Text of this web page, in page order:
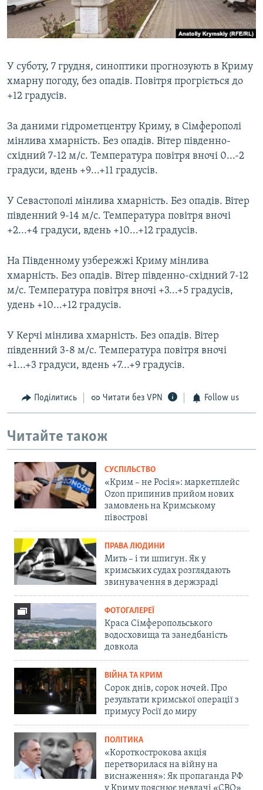
ВІДЕОУРОКИ «ELIFBE»
СВІДЧЕННЯ ОКУПАЦІЇ
ІНФОГРАФІКА
Русский
Qırımtatar
ДОЛУЧАЙСЯ!
Усі сайти RFE/RL
У суботу, 7 грудня, синоптики прогнозують в Криму
хмарну погоду, без опадів. Повітря прогріється до
+12 градусів.
За даними гідрометцентру Криму, в Сімферополі
мінлива хмарність. Без опадів. Вітер південно-
східний 7-12 м/с. Температура повітря вночі 0...-2
градуси, вдень +9...+11 градусів.
У Севастополі мінлива хмарність. Без опадів. Вітер
південний 9-14 м/с. Температура повітря вночі
+2...+4 градуси, вдень +10...+12 градусів.
На Південному узбережжі Криму мінлива
хмарність. Без опадів. Вітер південно-східний 7-12
м/с. Температура повітря вночі +3...+5 градусів,
удень +10...+12 градусів.
У Керчі мінлива хмарність. Без опадів. Вітер
південний 3-8 м/с. Температура повітря вночі
+1...+3 градуси, вдень +7...+9 градусів.
Поділитись Читати без VPN Follow us
Читайте також
СУСПІЛЬСТВО
«Крим – не Росія»: маркетплейс
Ozon припинив прийом нових
замовлень на Кримському
півострові
ПРАВА ЛЮДИНИ
Мить – і ти шпигун. Як у
кримських судах розглядають
звинувачення в держзраді
ФОТОГАЛЕРЕЇ
Краса Сімферопольського
водосховища та занедбаність
довкола
ВІЙНА ТА КРИМ
Сорок днів, сорок ночей. Про
результати кримської операції з
примусу Росії до миру
ПОЛІТИКА
«Короткострокова акція
перетворилася на війну на
виснаження»: Як пропаганда РФ